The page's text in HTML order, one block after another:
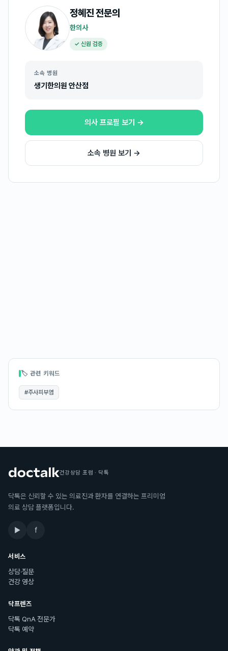
정혜진전문의
한의사
✓ 신원 검증
소속 병원
생기한의원 안산점
의사 프로필 보기 →
소속 병원 보기 →
🏷 관련 키워드
#주사피부염
건강상담 포럼 · 닥톡
닥톡은 신뢰할 수 있는 의료진과 환자를 연결하는 프리미엄
의료 상담 플랫폼입니다.
▶ f
서비스
상담·질문
건강 영상
닥프렌즈
닥톡 QnA 전문가
닥톡 예약